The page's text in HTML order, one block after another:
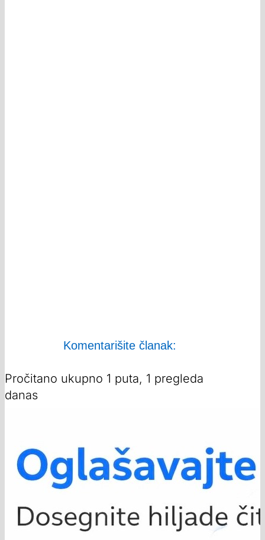
Komentarišite članak:
Pročitano ukupno 1 puta, 1 pregleda
danas